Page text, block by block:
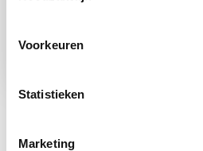
Voorkeuren
Statistieken
Marketing